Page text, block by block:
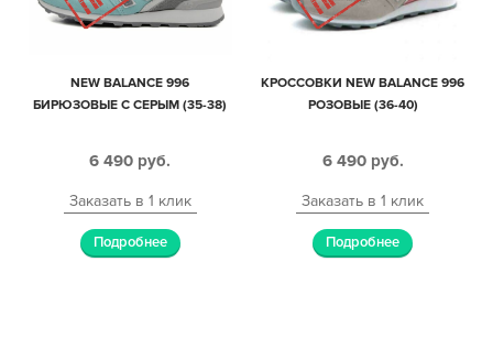
NEW BALANCE 996
БИРЮЗОВЫЕ С СЕРЫМ (35-38)
6 490 руб.
Заказать в 1 клик
Подробнее
КРОССОВКИ NEW BALANCE 996
РОЗОВЫЕ (36-40)
6 490 руб.
Заказать в 1 клик
Подробнее